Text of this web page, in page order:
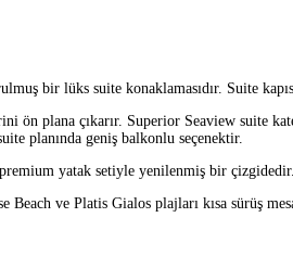
bir lüks suite konaklamasıdır. Suite
ön plana çıkarır. Superior Seaview suite
planında geniş balkonlu seçenektir.
yatak setiyle yenilenmiş bir
ve Platis Gialos plajları kısa sürüş